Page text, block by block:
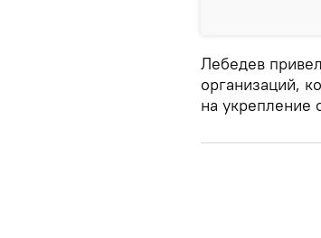
Лебедев
организаций,
на укрепление